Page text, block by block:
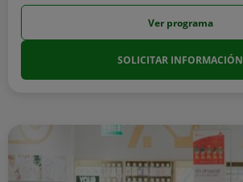
Ver programa
SOLICITAR INFORMACIÓN